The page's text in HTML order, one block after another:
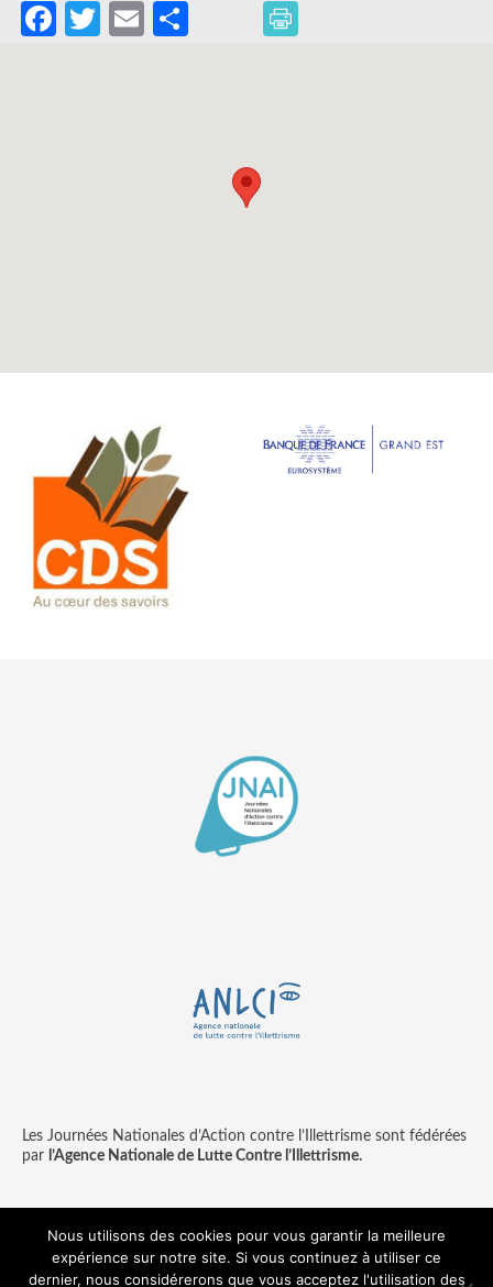
Facebook
Twitter
EmailPartager
Les Journées Nationales d’Action contre l’Illettrisme sont fédérées
par l’Agence Nationale de Lutte Contre l’Illettrisme.
Contact Mentions légales
Nous utilisons des cookies pour vous garantir la meilleure
expérience sur notre site. Si vous continuez à utiliser ce
dernier, nous considérerons que vous acceptez l'utilisation des